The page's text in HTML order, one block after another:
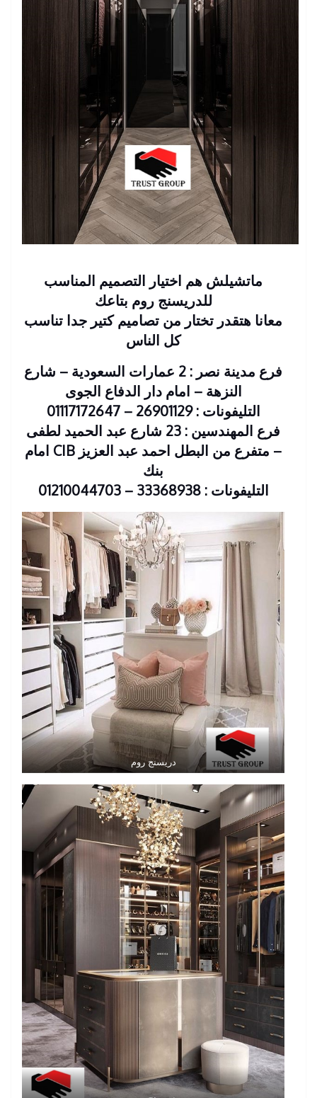
ماتشيلش هم اختيار التصميم المناسب
للدريسنج روم بتاعك
معانا هتقدر تختار من تصاميم كتير جدا تناسب
كل الناس
فرع مدينة نصر : 2 عمارات السعودية – شارع
النزهة – امام دار الدفاع الجوى
التليفونات : 26901129 – 01117172647
فرع المهندسين : 23 شارع عبد الحميد لطفى
– متفرع من البطل احمد عبد العزيز CIB امام
بنك
التليفونات : 33368938 – 01210044703
دريسنج روم